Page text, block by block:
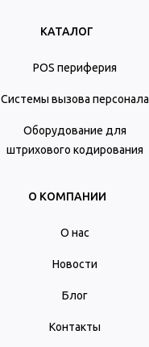
КАТАЛОГ
POS периферия
Системы вызова персонала
Оборудование для
штрихового кодирования
О КОМПАНИИ
О нас
Новости
Блог
Контакты